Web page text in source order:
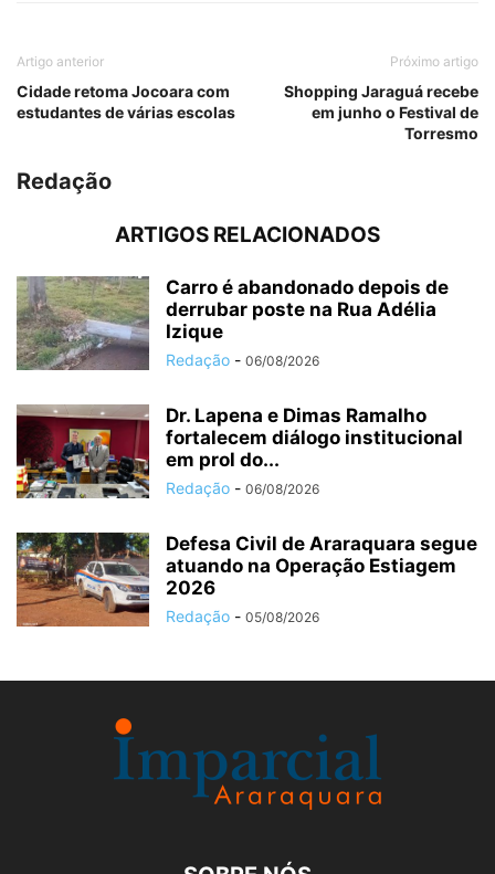
Artigo anterior
Cidade retoma Jocoara com
estudantes de várias escolas
Próximo artigo
Shopping Jaraguá recebe
em junho o Festival de
Torresmo
Redação
ARTIGOS RELACIONADOS
Carro é abandonado depois de
derrubar poste na Rua Adélia
Izique
Redação - 06/08/2026
Dr. Lapena e Dimas Ramalho
fortalecem diálogo institucional
em prol do...
Redação - 06/08/2026
Defesa Civil de Araraquara segue
atuando na Operação Estiagem
2026
Redação - 05/08/2026